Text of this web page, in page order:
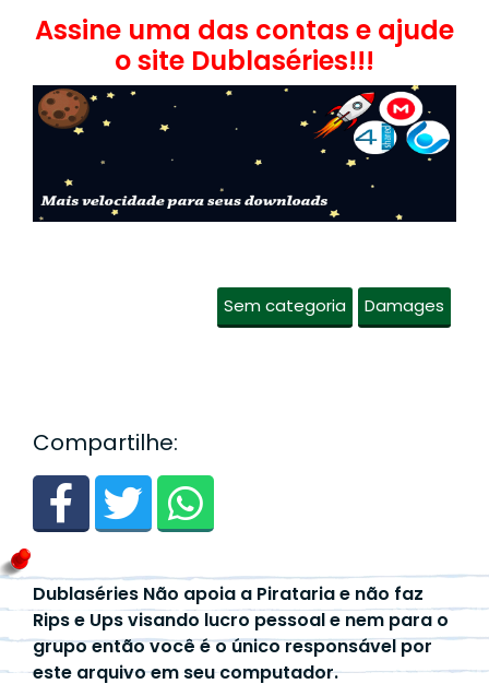
Assine uma das contas e ajude
o site Dublaséries!!!
Sem categoria Damages
Compartilhe:
Dublaséries Não apoia a Pirataria e não faz
Rips e Ups visando lucro pessoal e nem para o
grupo então você é o único responsável por
este arquivo em seu computador.